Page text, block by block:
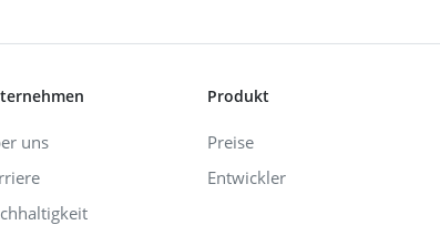
uns
Produkt
Preise
Entwickler